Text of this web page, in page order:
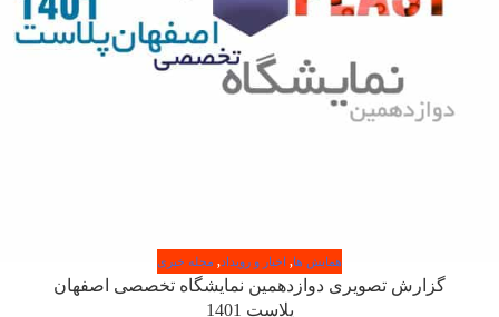
همایش ها, اخبار و رویداد, مجله خبری
گزارش تصویری دوازدهمین نمایشگاه تخصصی اصفهان
پلاست 1401